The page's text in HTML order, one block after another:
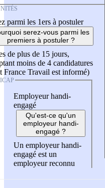
parmi les 1ers à postuler
serez-vous parmi les
premiers à postuler ?
de plus de 15 jours,
moins de 4 candidatures
France Travail est informé)
Employeur handi-
engagé
Qu'est-ce qu'un
employeur handi-
engagé ?
Un employeur handi-
engagé est un
employeur reconnu